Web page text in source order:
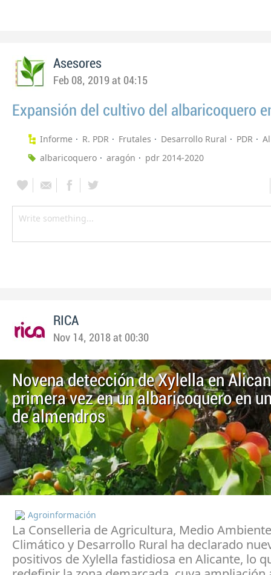
Asesores
Feb 08, 2019 at 04:15
Expansión del cultivo del albaricoquero
Informe R. PDR Frutales Desarrollo Rural PDR
albaricoquero
aragón pdr 2014-2020
RICA
Nov 14, 2018 at 00:30
Novena detección de Xylella en
primera vez en un albaricoquero en
de almendros
Agroinformación
La Conselleria de Agricultura, Medio
Climático y Desarrollo Rural ha declarado
positivos de Xylella fastidiosa en Alicante, lo